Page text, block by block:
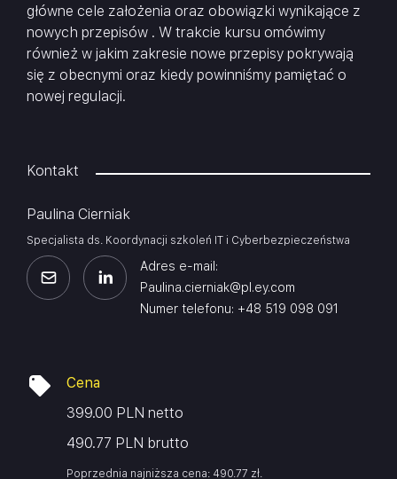
główne cele założenia oraz obowiązki wynikające z
nowych przepisów . W trakcie kursu omówimy
również w jakim zakresie nowe przepisy pokrywają
się z obecnymi oraz kiedy powinniśmy pamiętać o
nowej regulacji.
Kontakt
Paulina Cierniak
Specjalista ds. Koordynacji szkoleń IT i Cyberbezpieczeństwa
Adres e-mail:
Paulina.cierniak@pl.ey.com
Numer telefonu: +48 519 098 091
Cena
399.00 PLN netto
490.77 PLN brutto
Poprzednia najniższa cena: 490.77 zł.